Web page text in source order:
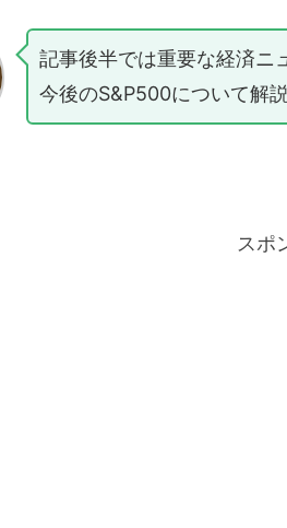
記事後半では重要な経済ニ
今後のS&P500について解
スポ